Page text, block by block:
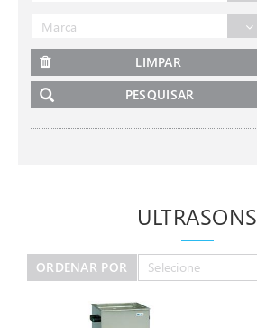
Marca
LIMPAR
PESQUISAR
ULTRASONS
ORDENAR POR Selecione